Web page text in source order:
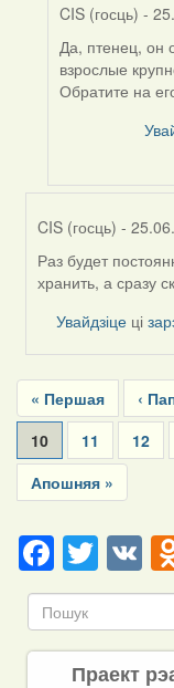
(госць)
CIS (госць) -
In
reply
to
Да, птенец, он
взрослые
Обратите на
CIS (госць) -
In
reply
Дарья
Раз будет
хранить, а сразу
Увайдзіце ці
Pagination
First
page
« Першая
page
‹
Current
page
10 Page
11 Page
12
Last
page
Апошняя »
Праект